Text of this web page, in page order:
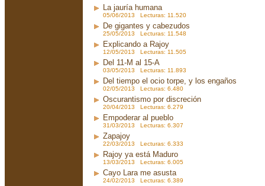
La jauría humana
05/06/2013 Lecturas: 11.520
De gigantes y cabezudos
25/05/2013 Lecturas: 11.548
Explicando a Rajoy
12/05/2013 Lecturas: 11.505
Del 11-M al 15-A
03/05/2013 Lecturas: 11.893
Del tiempo el ocio torpe, y los engaños
02/05/2013 Lecturas: 6.480
Oscurantismo por discreción
20/04/2013 Lecturas: 6.279
Empoderar al pueblo
31/03/2013 Lecturas: 6.307
Zapajoy
22/03/2013 Lecturas: 6.333
Rajoy ya está Maduro
13/03/2013 Lecturas: 6.005
Cayo Lara me asusta
24/02/2013 Lecturas: 6.389